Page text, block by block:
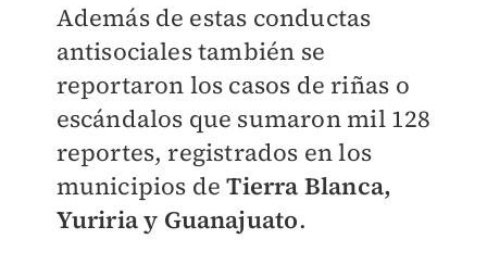
Además de estas conductas
antisociales también se
reportaron los casos de riñas o
escándalos que sumaron mil 128
reportes, registrados en los
municipios deTierra Blanca,
Yuriria y Guanajuato.